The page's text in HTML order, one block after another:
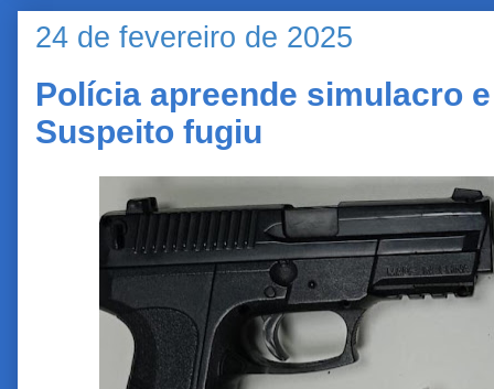
24 de fevereiro de 2025
Polícia apreende simulacro
Suspeito fugiu